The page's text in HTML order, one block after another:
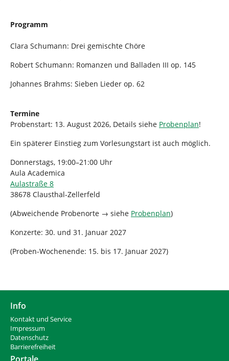
Programm
Clara Schumann: Drei gemischte Chöre
Robert Schumann: Romanzen und Balladen III op. 145
Johannes Brahms: Sieben Lieder op. 62
Termine
Probenstart: 13. August 2026, Details siehe Probenplan!
Ein späterer Einstieg zum Vorlesungstart ist auch möglich.
Donnerstags, 19:00–21:00 Uhr
Aula Academica
Aulastraße 8
38678 Clausthal-Zellerfeld
(Abweichende Probenorte → siehe Probenplan)
Konzerte: 30. und 31. Januar 2027
(Proben-Wochenende: 15. bis 17. Januar 2027)
Info
Kontakt und Service
Impressum
Datenschutz
Barrierefreiheit
Portale